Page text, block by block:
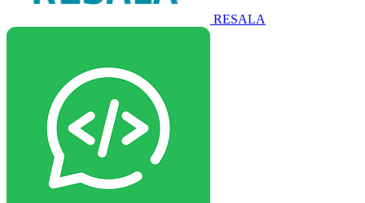
RESALA